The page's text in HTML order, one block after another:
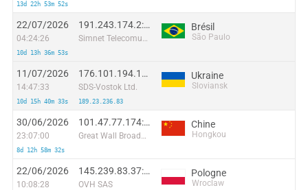
13d 22h 53m 52s
22/07/2026
04:24:26
10d 13h 36m 53s
191.243.174.2:24230
Simnet Telecomunicacoes Ltda
Brésil
São Paulo
11/07/2026
14:47:33
10d 15h 40m 33s
176.101.194.181:49504
SDS-Vostok Ltd.
189.23.236.83
Ukraine
Sloviansk
30/06/2026
23:07:00
8d 12h 58m 32s
101.47.77.174:43825
Great Wall Broadband Network
Chine
Hongkou
22/06/2026
10:08:28
145.239.83.37:36208
OVH SAS
Pologne
Wroclaw